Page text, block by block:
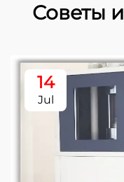
Советы
14
Jul